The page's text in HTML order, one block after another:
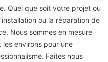
Quel que soit votre projet ou
ou la réparation de
Nous sommes en mesure
environs pour une
Faites nous